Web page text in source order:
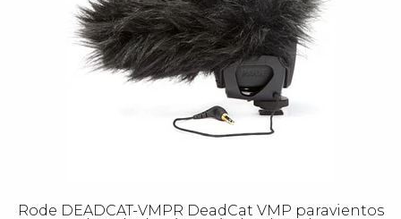
Rode DEADCAT-VMPR DeadCat VMP paravientos